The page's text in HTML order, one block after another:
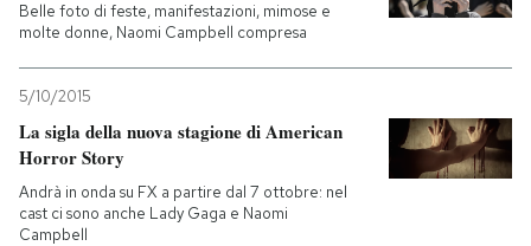
Belle foto di feste, manifestazioni, mimose e
molte donne, Naomi Campbell compresa
5/10/2015
La sigla della nuova stagione di American
Horror Story
Andrà in onda su FX a partire dal 7 ottobre: nel
cast ci sono anche Lady Gaga e Naomi
Campbell